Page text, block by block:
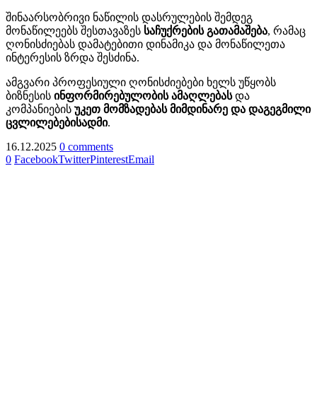
შინაარსობრივი ნაწილის დასრულების შემდეგ
მონაწილეებს შესთავაზეს საჩუქრების გათამაშება, რამაც
ღონისძიებას დამატებითი დინამიკა და მონაწილეთა
ინტერესის ზრდა შესძინა.
ამგვარი პროფესიული ღონისძიებები ხელს უწყობს
ბიზნესის ინფორმირებულობის ამაღლებასდა
კომპანიების უკეთ მომზადებას მიმდინარე და დაგეგმილი
ცვლილებებისადმი.
16.12.2025 0 comments
0 FacebookTwitterPinterestEmail